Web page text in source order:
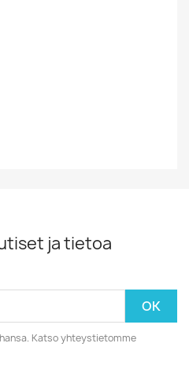
ja tietoa
Katso yhteystietomme